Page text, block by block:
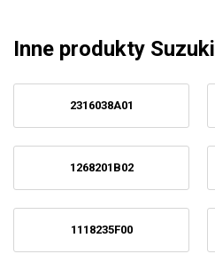
Inne produkty Suzuki
2316038A01
1268201B02
1118235F00